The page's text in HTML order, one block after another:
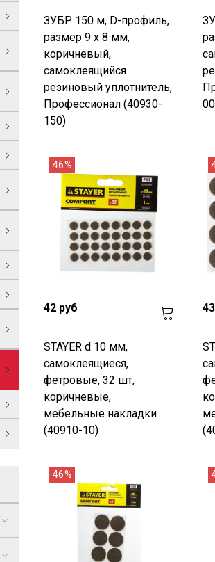
ЗУБР 150 м, D-профиль,
размер 9 х 8 мм,
коричневый,
самоклеящийся
резиновый уплотнитель,
Профессионал (40930-
150)
46%
42 руб
STAYER d 10 мм,
самоклеящиеся,
фетровые, 32 шт,
коричневые,
мебельные накладки
(40910-10)
46%